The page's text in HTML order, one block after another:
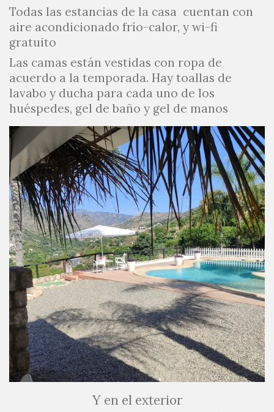
Todas las estancias de la casa cuentan con
aire acondicionado frío-calor, y wi-fi
gratuito
Las camas están vestidas con ropa de
acuerdo a la temporada. Hay toallas de
lavabo y ducha para cada uno de los
huéspedes, gel de baño y gel de manos
Y en el exterior